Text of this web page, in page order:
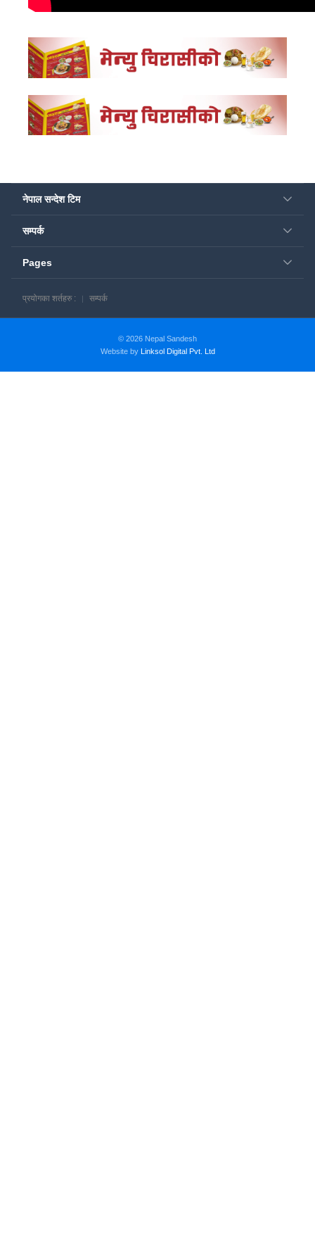
नेपाल सन्देश टिम
सम्पर्क
Pages
प्रयोगका शर्तहरु : सम्पर्क
© 2026 Nepal Sandesh
Website by Linksol Digital Pvt. Ltd